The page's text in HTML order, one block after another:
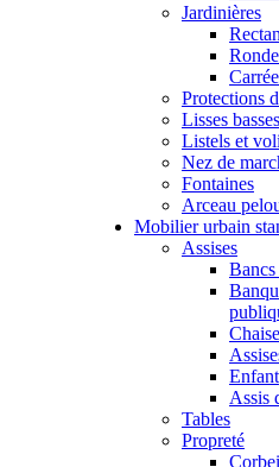
Jardinières
Protections
Lisses basses
Listels et
Nez de
Fontaines
Arceau
Mobilier urbain
Assises
Enfant
Assis
Tables
Propreté